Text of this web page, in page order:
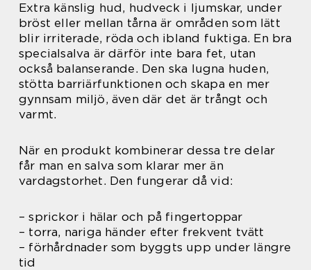
Extra känslig hud, hudveck i ljumskar, under
bröst eller mellan tårna är områden som lätt
blir irriterade, röda och ibland fuktiga. En bra
specialsalva är därför inte bara fet, utan
också balanserande. Den ska lugna huden,
stötta barriärfunktionen och skapa en mer
gynnsam miljö, även där det är trångt och
varmt.
När en produkt kombinerar dessa tre delar
får man en salva som klarar mer än
vardagstorhet. Den fungerar då vid:
– sprickor i hälar och på fingertoppar
– torra, nariga händer efter frekvent tvätt
– förhårdnader som byggts upp under längre
tid